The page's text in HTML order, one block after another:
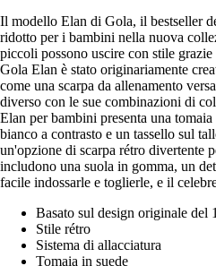
Il modello Elan di Gola, il bestseller
ridotto per i bambini nella nuova
piccoli possono uscire con stile
Gola Elan è stato originariamente
come una scarpa da allenamento
diverso con le sue combinazioni di
Elan per bambini presenta una
bianco a contrasto e un tassello sul
un'opzione di scarpa rétro divertente
includono una suola in gomma, un
facile indossarle e toglierle, e il
Basato sul design originale del
Stile rétro
Sistema di allacciatura
Tomaia in suede